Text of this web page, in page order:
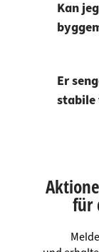
Kan
Er
stabile
für